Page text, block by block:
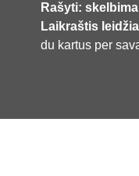
Rašyti:
Laikraštis
du kartus per